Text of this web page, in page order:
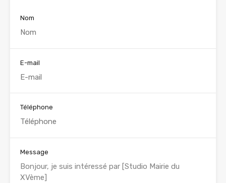
Nom
E-mail
Téléphone
Message